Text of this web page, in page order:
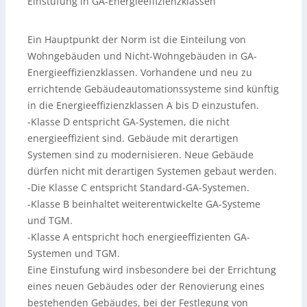
Ein Hauptpunkt der Norm ist die Einteilung von
Wohngebäuden und Nicht-Wohngebäuden in GA-
Energieeffizienzklassen. Vorhandene und neu zu
errichtende Gebäudeautomationssysteme sind künftig
in die Energieeffizienzklassen A bis D einzustufen.
-Klasse D entspricht GA-Systemen, die nicht
energieeffizient sind. Gebäude mit derartigen
Systemen sind zu modernisieren. Neue Gebäude
dürfen nicht mit derartigen Systemen gebaut werden.
-Die Klasse C entspricht Standard-GA-Systemen.
-Klasse B beinhaltet weiterentwickelte GA-Systeme
und TGM.
-Klasse A entspricht hoch energieeffizienten GA-
Systemen und TGM.
Eine Einstufung wird insbesondere bei der Errichtung
eines neuen Gebäudes oder der Renovierung eines
bestehenden Gebäudes, bei der Festlegung von